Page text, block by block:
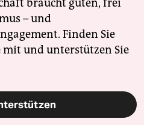
braucht guten, frei
– und
Finden Sie
mit und unterstützen Sie